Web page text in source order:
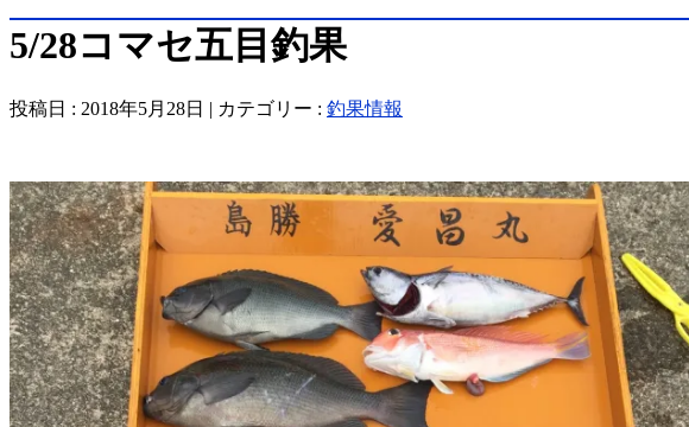
5/28コマセ五目釣果
投稿日 : 2018年5月28日 | カテゴリー : 釣果情報